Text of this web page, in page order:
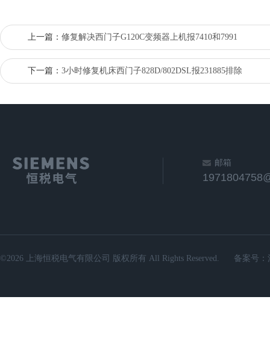
上一篇： 修复解决西门子G120C变频器上机报7410和7991
下一篇： 3小时修复机床西门子828D/802DSL报231885排除
邮箱
©2026 上海恒税电气有限公司 版权所有 All Rights Reserved. 备案号：